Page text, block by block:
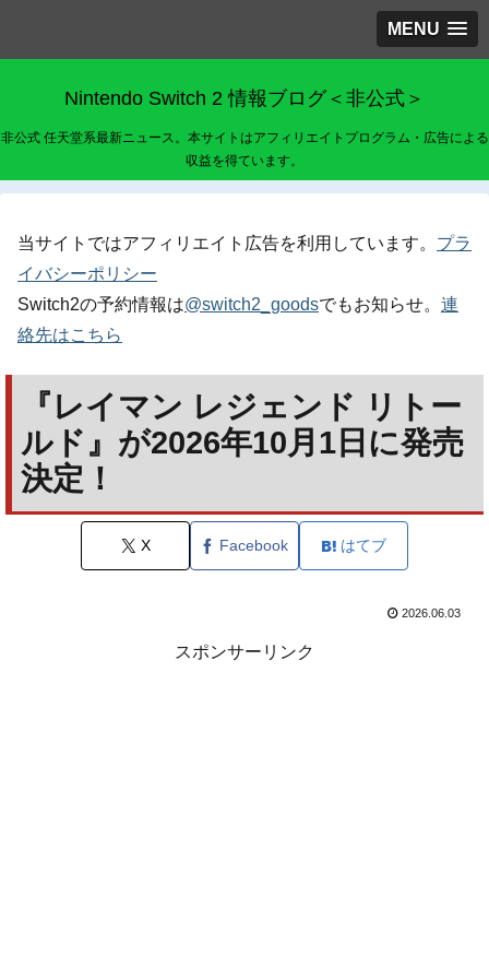
MENU
Nintendo Switch 2 情報ブログ＜非公式＞
非公式 任天堂系最新ニュース。本サイトはアフィリエイトプログラム・広告による
収益を得ています。
当サイトではアフィリエイト広告を利用しています。 プラ
イバシーポリシー
Switch2の予約情報は@switch2_goodsでもお知らせ。 連
絡先はこちら
『レイマン レジェンド リトー
ルド』が2026年10月1日に発売
決定！
X Facebook はてブ
2026.06.03
スポンサーリンク